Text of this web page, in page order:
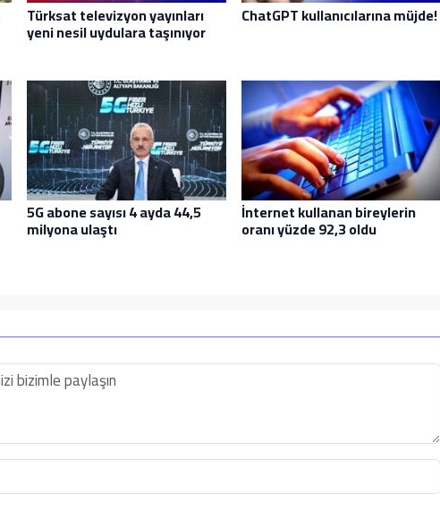
Türksat televizyon yayınları
yeni nesil uydulara taşınıyor
ChatGPT kullanıcılarına müjde!
5G abone sayısı 4 ayda 44,5
milyona ulaştı
İnternet kullanan bireylerin
oranı yüzde 92,3 oldu